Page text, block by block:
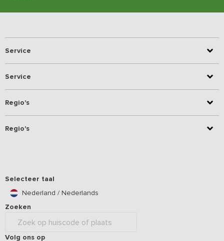
Service
Service
Regio's
Regio's
Selecteer taal
Nederland / Nederlands
Zoeken
Volg ons op